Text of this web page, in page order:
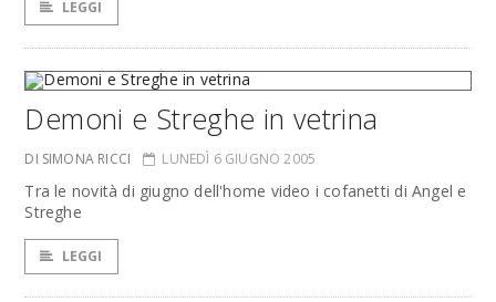
LEGGI
Demoni e Streghe in vetrina
DI SIMONA RICCI LUNEDÌ 6 GIUGNO 2005
Tra le novità di giugno dell'home video i cofanetti di Angel e
Streghe
LEGGI